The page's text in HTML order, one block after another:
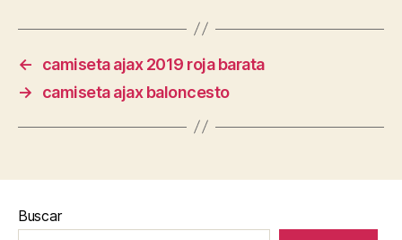
←
camiseta ajax 2019 roja barata
→
camiseta ajax baloncesto
Buscar